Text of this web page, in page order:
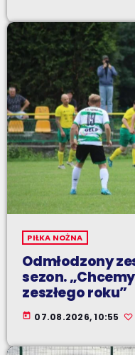
PIŁKA NOŻNA
Odmłodzony
sezon.
zeszłego roku”
today 07.08.2026, 10:55